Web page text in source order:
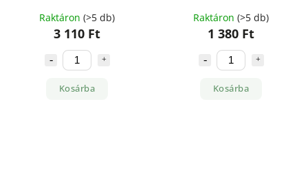
Raktáron (>5 db)
3 110 Ft
Kosárba
Raktáron (>5 db)
1 380 Ft
Kosárba